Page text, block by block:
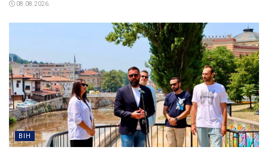
08.08.2026.
BIH